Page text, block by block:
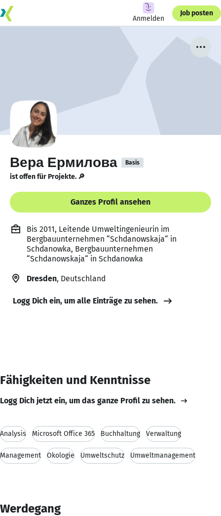
Anmelden
Job posten
Вера Ермилова Basis
ist offen für Projekte. 🔎
Ganzes Profil ansehen
Bis 2011, Leitende Umweltingenieurin im
Bergbauunternehmen “Schdanowskaja“ in
Schdanowka, Bergbauunternehmen
“Schdanowskaja“ in Schdanowka
Dresden, Deutschland
Logg Dich ein, um alle Einträge zu sehen.
Fähigkeiten und Kenntnisse
Logg Dich jetzt ein, um das ganze Profil zu sehen.
Analysis Microsoft Office 365 Buchhaltung Verwaltung
Management Ökologie Umweltschutz Umweltmanagement
Werdegang